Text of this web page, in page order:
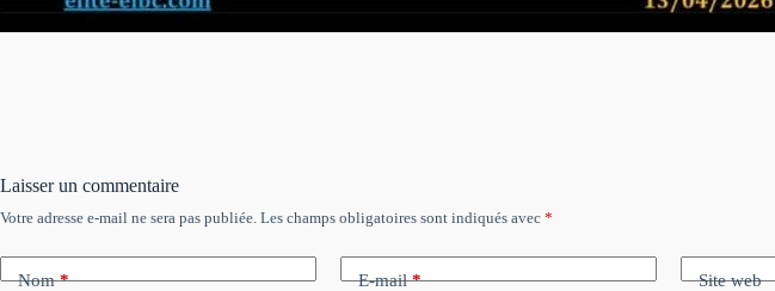
Laisser un commentaire
Votre adresse e-mail ne sera pas publiée. Les champs obligatoires sont indiqués avec *
Nom* E-mail* Site web